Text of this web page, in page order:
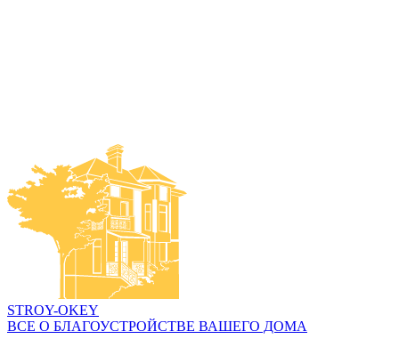
STROY-OKEY
ВСЕ О БЛАГОУСТРОЙСТВЕ ВАШЕГО ДОМА